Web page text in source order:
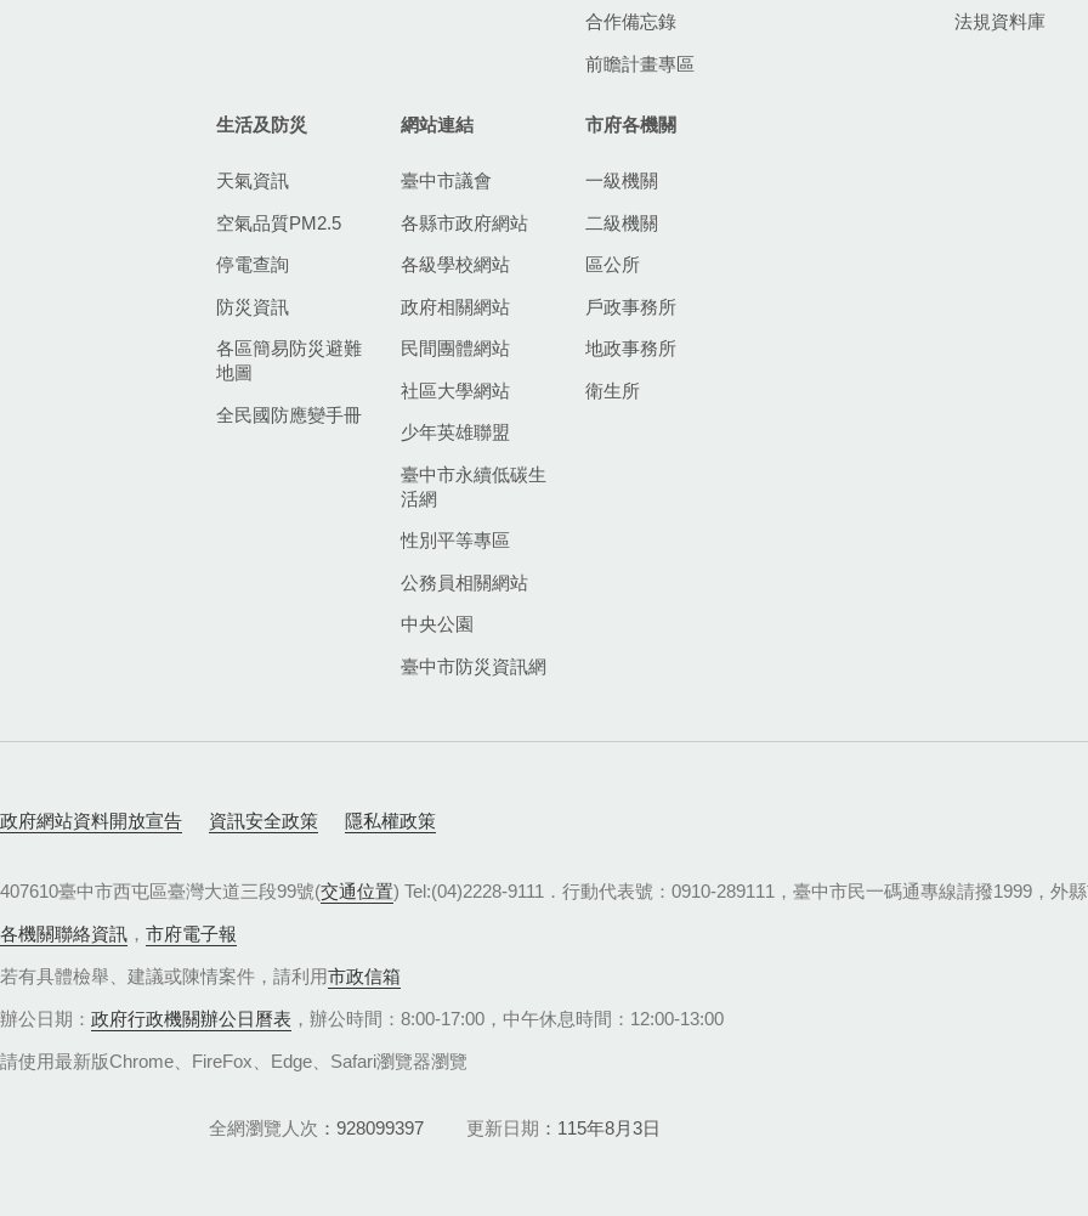
合作備忘錄
前瞻計畫專區
法規資料庫
生活及防災
天氣資訊
空氣品質PM2.5
停電查詢
防災資訊
各區簡易防災避難
地圖
全民國防應變手冊
網站連結
臺中市議會
各縣市政府網站
各級學校網站
政府相關網站
民間團體網站
社區大學網站
少年英雄聯盟
臺中市永續低碳生
活網
性別平等專區
公務員相關網站
中央公園
臺中市防災資訊網
市府各機關
一級機關
二級機關
區公所
戶政事務所
地政事務所
衛生所
政府網站資料開放宣告 資訊安全政策 隱私權政策
407610臺中市西屯區臺灣大道三段99號(交通位置) Tel:(04)2228-9111．行動代表號：0910-289111，臺中市民一碼通專線請撥1999，外
各機關聯絡資訊 ， 市府電子報
若有具體檢舉、建議或陳情案件，請利用市政信箱
辦公日期： 政府行政機關辦公日曆表 ，辦公時間：8:00-17:00，中午休息時間：12:00-13:00
請使用最新版Chrome、FireFox、Edge、Safari瀏覽器瀏覽
全網瀏覽人次 928099397 更新日期 115年8月3日